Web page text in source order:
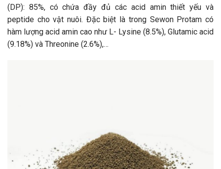
(DP): 85%, có chứa đầy đủ các acid amin thiết yếu và
peptide cho vật nuôi. Đặc biệt là trong Sewon Protam có
hàm lượng acid amin cao như L- Lysine (8.5%), Glutamic acid
(9.18%) và Threonine (2.6%),…